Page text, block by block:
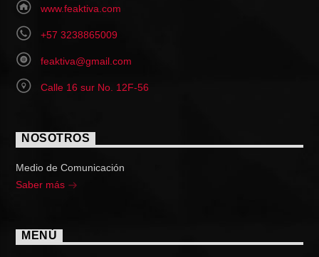
www.feaktiva.com
+57 3238865009
feaktiva@gmail.com
Calle 16 sur No. 12F-56
NOSOTROS
Medio de Comunicación
Saber más
MENÚ